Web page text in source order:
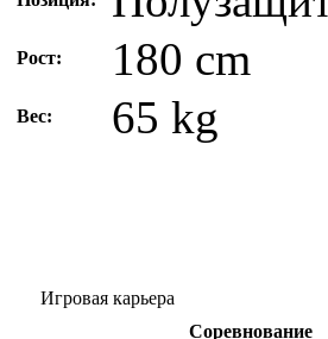
Рост: 180 cm
Вес: 65 kg
Игровая карьера
Соревнование